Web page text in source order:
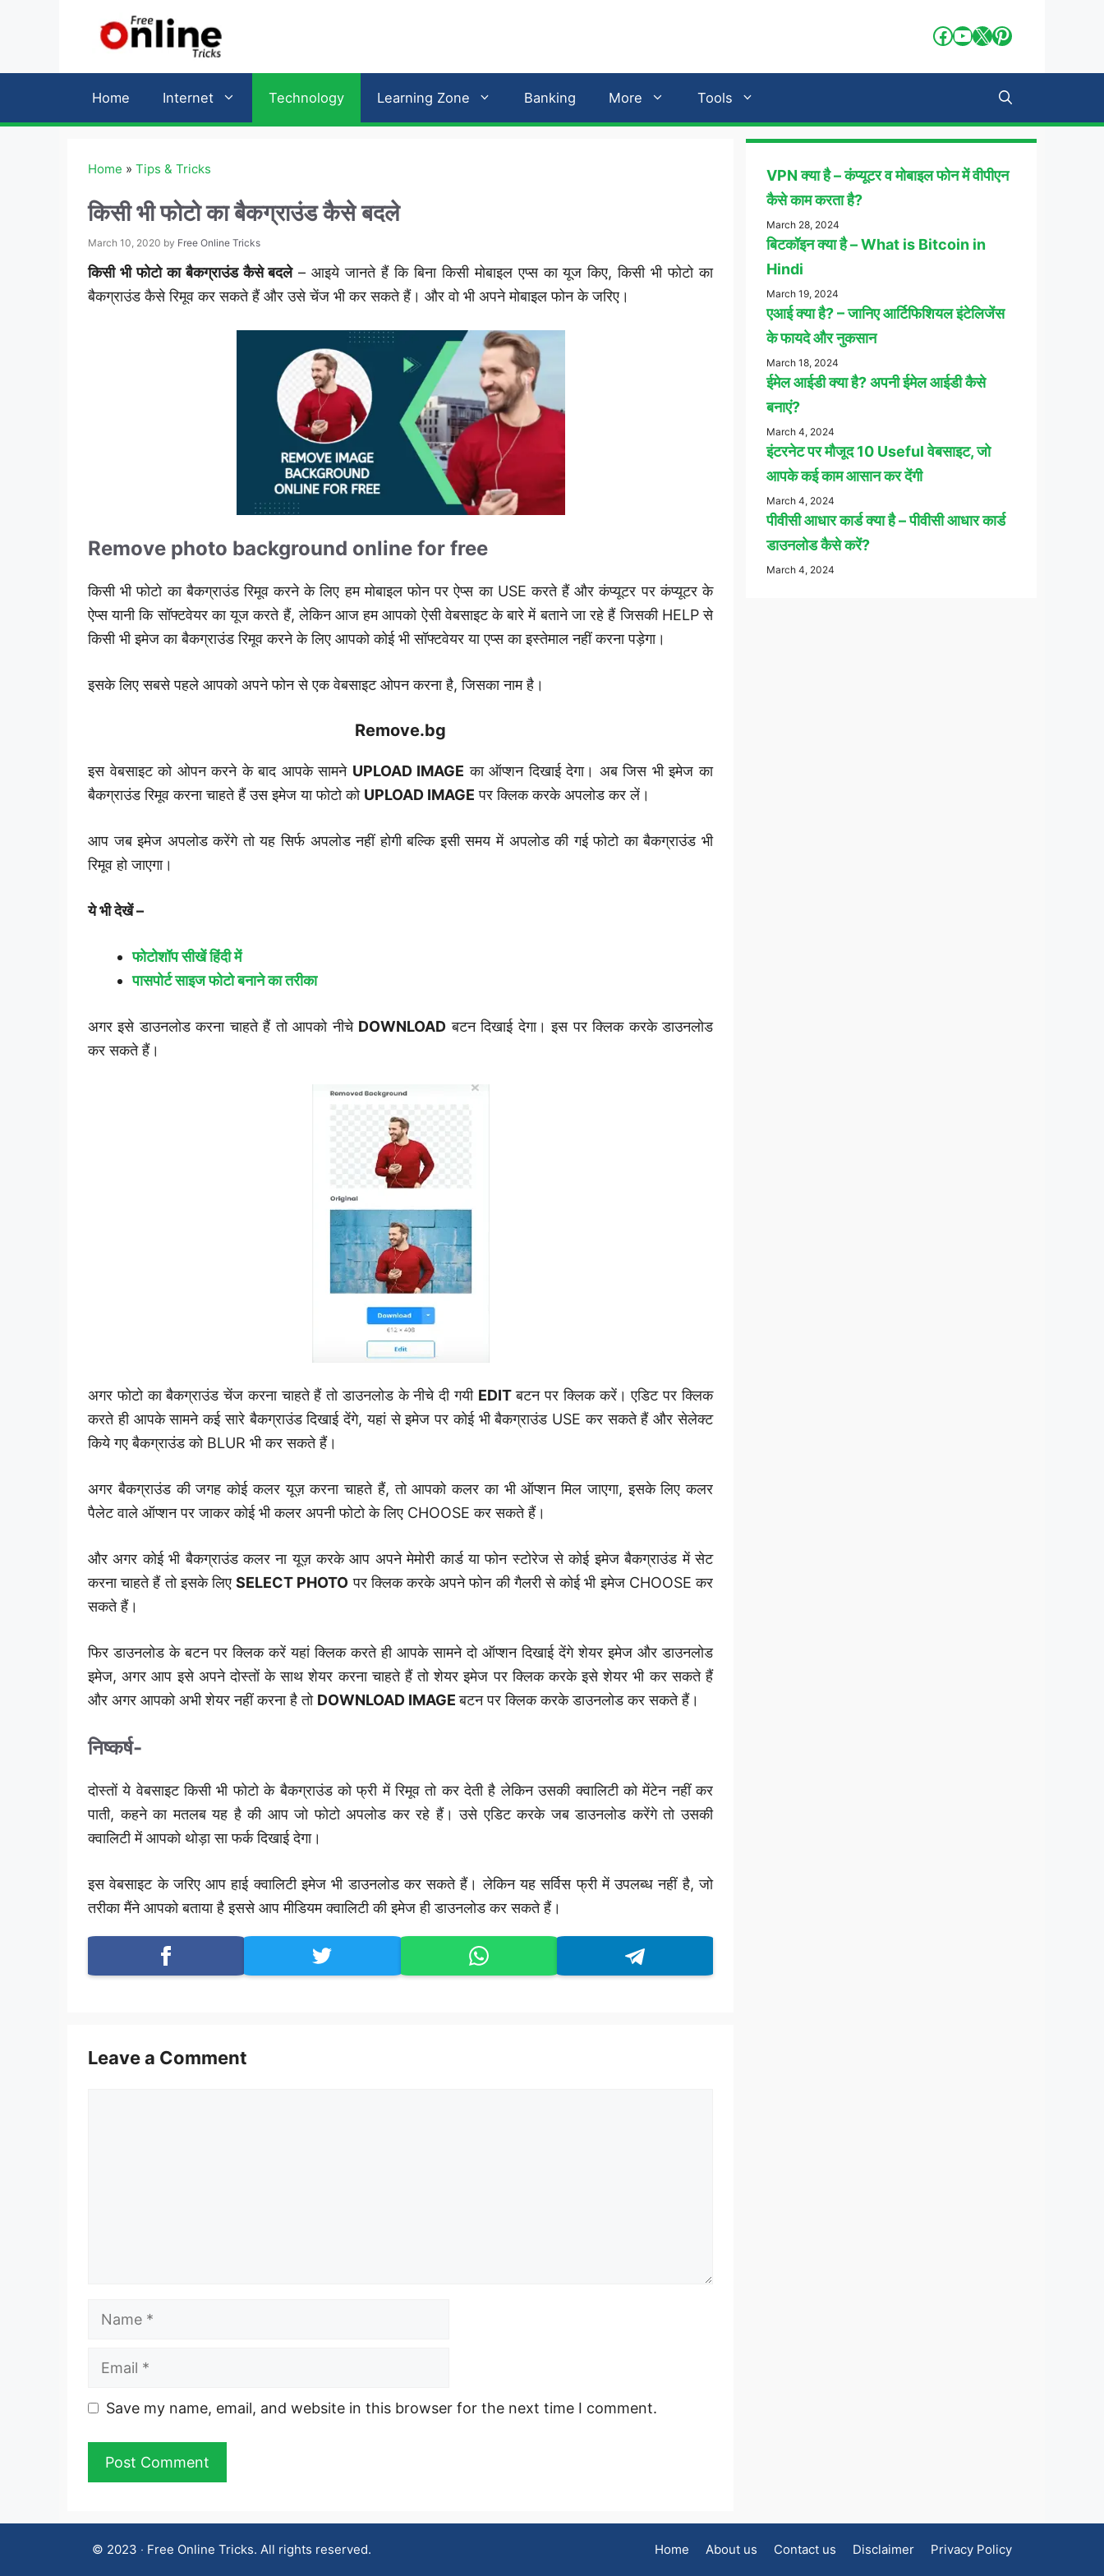
Facebook
YouTube
X Pinterest
Home Internet Technology Learning Zone Banking More Tools
Home » Tips & Tricks
किसी भी फोटो का बैकग्राउंड कैसे बदले
March 10, 2020 by Free Online Tricks
किसी भी फोटो का बैकग्राउंड कैसे बदले– आइये जानते हैं कि बिना किसी मोबाइल एप्स का यूज किए, किसी भी फोटो का
बैकग्राउंड कैसे रिमूव कर सकते हैं और उसे चेंज भी कर सकते हैं। और वो भी अपने मोबाइल फोन के जरिए।
Remove photo background online for free
किसी भी फोटो का बैकग्राउंड रिमूव करने के लिए हम मोबाइल फोन पर ऐप्स का USE करते हैं और कंप्यूटर पर कंप्यूटर के
ऐप्स यानी कि सॉफ्टवेयर का यूज करते हैं, लेकिन आज हम आपको ऐसी वेबसाइट के बारे में बताने जा रहे हैं जिसकी HELP से
किसी भी इमेज का बैकग्राउंड रिमूव करने के लिए आपको कोई भी सॉफ्टवेयर या एप्स का इस्तेमाल नहीं करना पड़ेगा।
इसके लिए सबसे पहले आपको अपने फोन से एक वेबसाइट ओपन करना है, जिसका नाम है।
Remove.bg
इस वेबसाइट को ओपन करने के बाद आपके सामने UPLOAD IMAGE का ऑप्शन दिखाई देगा। अब जिस भी इमेज का
बैकग्राउंड रिमूव करना चाहते हैं उस इमेज या फोटो को UPLOAD IMAGE पर क्लिक करके अपलोड कर लें।
आप जब इमेज अपलोड करेंगे तो यह सिर्फ अपलोड नहीं होगी बल्कि इसी समय में अपलोड की गई फोटो का बैकग्राउंड भी
रिमूव हो जाएगा।
ये भी देखें –
फोटोशॉप सीखें हिंदी में
पासपोर्ट साइज फोटो बनाने का तरीका
अगर इसे डाउनलोड करना चाहते हैं तो आपको नीचे DOWNLOAD बटन दिखाई देगा। इस पर क्लिक करके डाउनलोड
कर सकते हैं।
अगर फोटो का बैकग्राउंड चेंज करना चाहते हैं तो डाउनलोड के नीचे दी गयी EDITबटन पर क्लिक करें। एडिट पर क्लिक
करते ही आपके सामने कई सारे बैकग्राउंड दिखाई देंगे, यहां से इमेज पर कोई भी बैकग्राउंड USE कर सकते हैं और सेलेक्ट
किये गए बैकग्राउंड को BLUR भी कर सकते हैं।
अगर बैकग्राउंड की जगह कोई कलर यूज़ करना चाहते हैं, तो आपको कलर का भी ऑप्शन मिल जाएगा, इसके लिए कलर
पैलेट वाले ऑप्शन पर जाकर कोई भी कलर अपनी फोटो के लिए CHOOSE कर सकते हैं।
और अगर कोई भी बैकग्राउंड कलर ना यूज़ करके आप अपने मेमोरी कार्ड या फोन स्टोरेज से कोई इमेज बैकग्राउंड में सेट
करना चाहते हैं तो इसके लिएSELECT PHOTO पर क्लिक करके अपने फोन की गैलरी से कोई भी इमेज CHOOSE कर
सकते हैं।
फिर डाउनलोड के बटन पर क्लिक करें यहां क्लिक करते ही आपके सामने दो ऑप्शन दिखाई देंगे शेयर इमेज और डाउनलोड
इमेज, अगर आप इसे अपने दोस्तों के साथ शेयर करना चाहते हैं तो शेयर इमेज पर क्लिक करके इसे शेयर भी कर सकते हैं
और अगर आपको अभी शेयर नहीं करना है तो DOWNLOAD IMAGEबटन पर क्लिक करके डाउनलोड कर सकते हैं।
निष्कर्ष-
दोस्तों ये वेबसाइट किसी भी फोटो के बैकग्राउंड को फ्री में रिमूव तो कर देती है लेकिन उसकी क्वालिटी को मेंटेन नहीं कर
पाती, कहने का मतलब यह है की आप जो फोटो अपलोड कर रहे हैं। उसे एडिट करके जब डाउनलोड करेंगे तो उसकी
क्वालिटी में आपको थोड़ा सा फर्क दिखाई देगा।
इस वेबसाइट के जरिए आप हाई क्वालिटी इमेज भी डाउनलोड कर सकते हैं। लेकिन यह सर्विस फ्री में उपलब्ध नहीं है, जो
तरीका मैंने आपको बताया है इससे आप मीडियम क्वालिटी की इमेज ही डाउनलोड कर सकते हैं।
Leave a Comment
Name
Email
Website
Save my name, email, and website in this browser for the next time I comment.
VPN क्या है – कंप्यूटर व मोबाइल फोन में वीपीएन
कैसे काम करता है?
March 28, 2024
बिटकॉइन क्या है – What is Bitcoin in
Hindi
March 19, 2024
एआई क्या है? – जानिए आर्टिफिशियल इंटेलिजेंस
के फायदे और नुकसान
March 18, 2024
ईमेल आईडी क्या है? अपनी ईमेल आईडी कैसे
बनाएं?
March 4, 2024
इंटरनेट पर मौजूद 10 Useful वेबसाइट, जो
आपके कई काम आसान कर देंगी
March 4, 2024
पीवीसी आधार कार्ड क्या है – पीवीसी आधार कार्ड
डाउनलोड कैसे करें?
March 4, 2024
Home About us Contact us Disclaimer Privacy Policy
© 2023 ‧ Free Online Tricks. All rights reserved.